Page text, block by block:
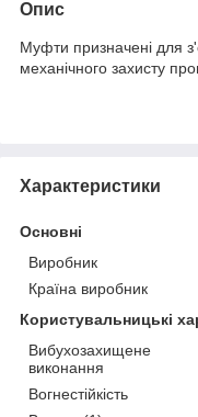
Опис
Муфти призначені для
механічного захисту
Характеристики
Основні
Виробник
Країна виробник
Користувальницькі
Вибухозахищене
виконання
Вогнестійкість